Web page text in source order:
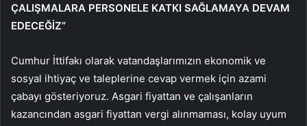
ÇALIŞMALARA PERSONELE KATKI SAĞLAMAYA DEVAM
EDECEĞİZ”
Cumhur İttifakı olarak vatandaşlarımızın ekonomik ve
sosyal ihtiyaç ve taleplerine cevap vermek için azami
çabayı gösteriyoruz. Asgari fiyattan ve çalışanların
kazancından asgari fiyattan vergi alınmaması, kolay uyum